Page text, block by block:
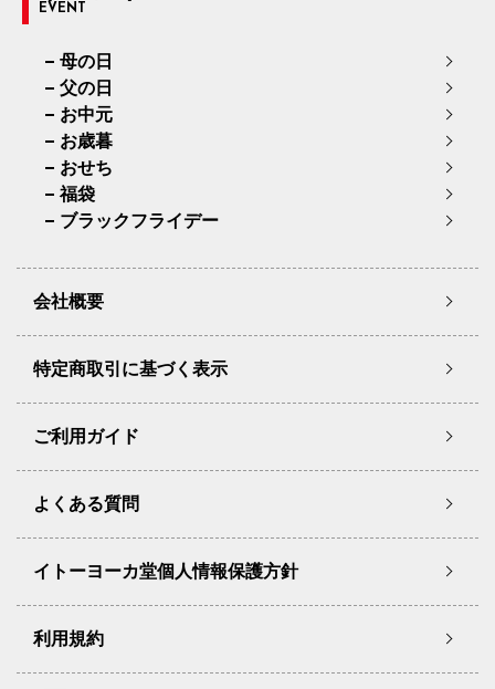
EVENT
母の日
父の日
お中元
お歳暮
おせち
福袋
ブラックフライデー
会社概要
特定商取引に基づく表示
ご利用ガイド
よくある質問
イトーヨーカ堂個人情報保護方針
利用規約